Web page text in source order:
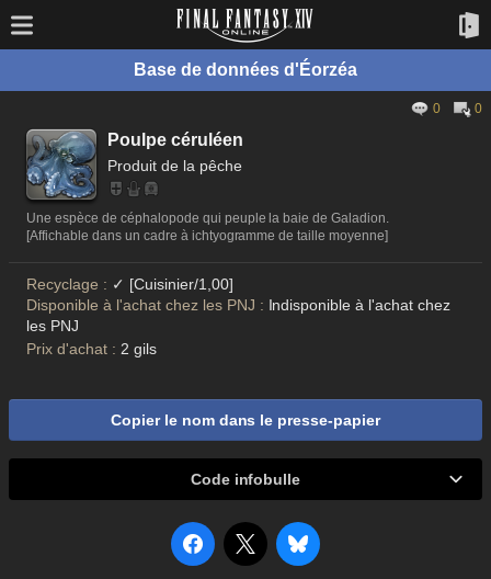
Base de données d'Éorzéa
0 0
Poulpe céruléen
Produit de la pêche
Une espèce de céphalopode qui peuple la baie de Galadion.
[Affichable dans un cadre à ichtyogramme de taille moyenne]
Recyclage : ✓ [Cuisinier/1,00]
Disponible à l'achat chez les PNJ : Indisponible à l'achat chez
les PNJ
Prix d'achat : 2 gils
Copier le nom dans le presse-papier
Code infobulle